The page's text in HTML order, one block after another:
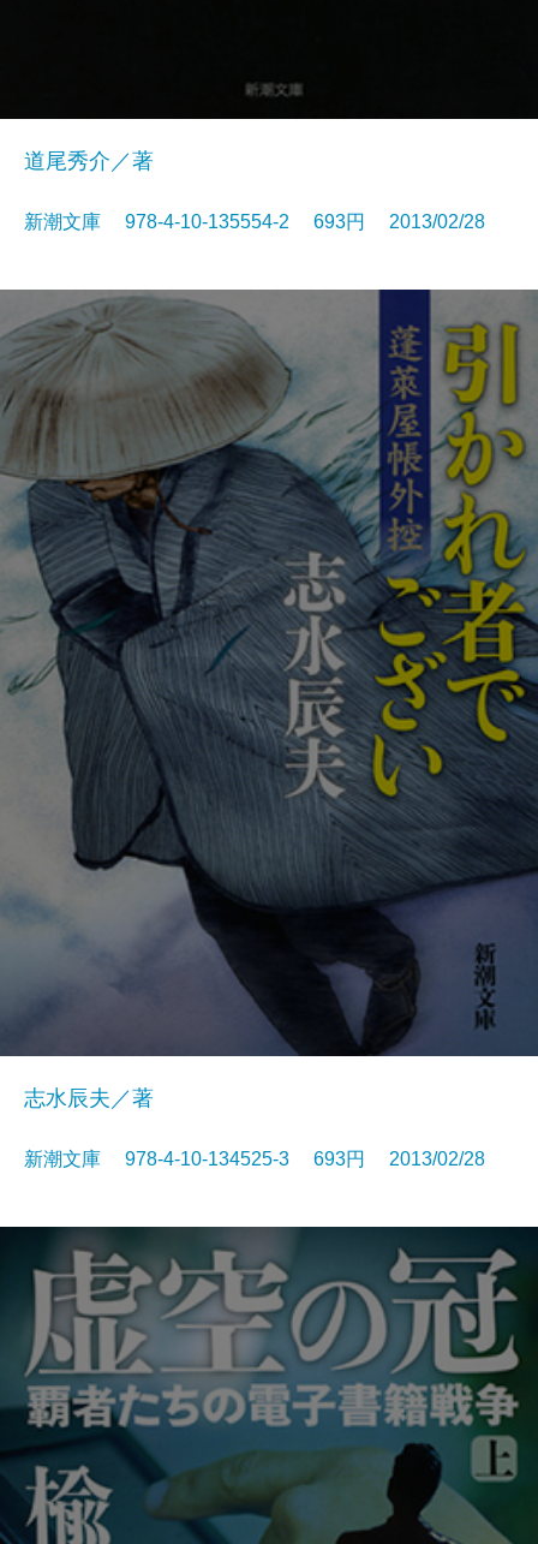
道尾秀介／著
新潮文庫 978-4-10-135554-2 693円 2013/02/28
志水辰夫／著
新潮文庫 978-4-10-134525-3 693円 2013/02/28